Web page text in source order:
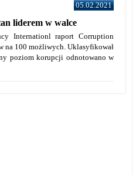
05.02.2021
liderem w walce
Internationl raport Corruption
na 100 możliwych. Uklasyfikował
poziom korupcji odnotowano w